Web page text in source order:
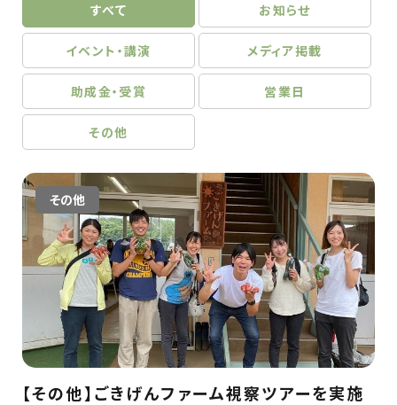
すべて お知らせ
イベント・講演 メディア掲載
助成金・受賞 営業日
その他
その他
【その他】ごきげんファーム視察ツアーを実施